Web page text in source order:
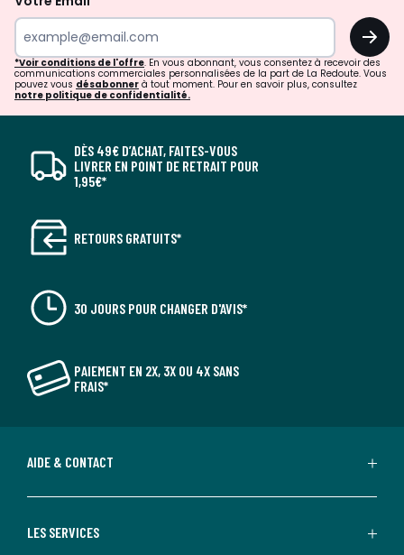
OK
*Voir conditions de l'offre. En vous abonnant, vous consentez à recevoir des
communications commerciales personnalisées de la part de La Redoute. Vous
pouvez vous désabonner à tout moment. Pour en savoir plus, consultez
notre politique de confidentialité.
DÈS 49€ D’ACHAT, FAITES-VOUS
LIVRER EN POINT DE RETRAIT POUR
1,95€*
RETOURS GRATUITS*
30 JOURS POUR CHANGER D'AVIS*
PAIEMENT EN 2X, 3X OU 4X SANS
FRAIS*
AIDE & CONTACT
LES SERVICES